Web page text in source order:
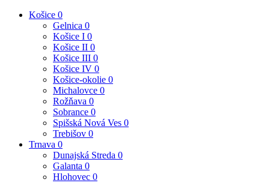
Košice 0
Gelnica 0
Košice I 0
Košice II 0
Košice III 0
Košice IV 0
Košice-okolie 0
Michalovce 0
Rožňava 0
Sobrance 0
Spišská Nová Ves 0
Trebišov 0
Trnava 0
Dunajská Streda 0
Galanta 0
Hlohovec 0